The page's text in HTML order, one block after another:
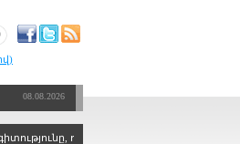
08.08.2026
որպես քաղաքական